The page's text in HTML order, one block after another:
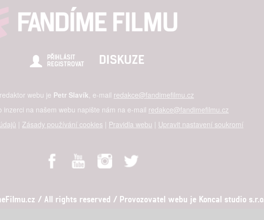
PŘIHLÁSIT
REGISTROVAT
DISKUZE
webu je Petr Slavík , e-mail redakce@fandimefilmu.cz
inzerci na našem webu napište nám na e-mail redakce@fandimefilmu.cz
| Zásady používání cookies | Pravidla webu | Upravit nastavení soukromí
/ All rights reserved / Provozovatel webu je Koncal studio s.r.o.